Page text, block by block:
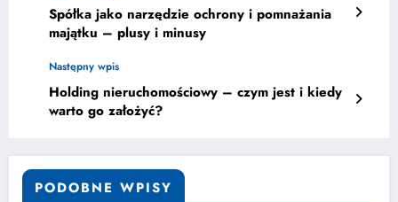
Spółka jako narzędzie ochrony i pomnażania
majątku – plusy i minusy
Następny wpis
Holding nieruchomościowy – czym jest i kiedy
warto go założyć?
PODOBNE WPISY